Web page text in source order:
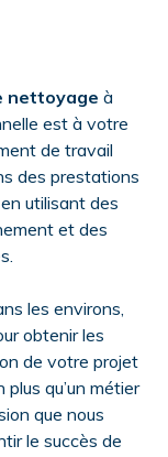
nettoyage à
est à votre
de travail
des prestations
utilisant des
et des
les environs,
obtenir les
de votre projet
plus qu’un métier
que nous
le succès de